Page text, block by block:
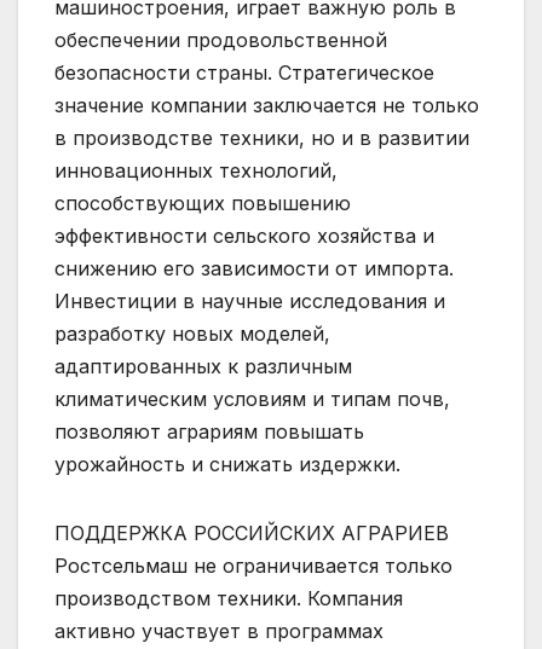
машиностроения, играет важную роль в
обеспечении продовольственной
безопасности страны. Стратегическое
значение компании заключается не только
в производстве техники, но и в развитии
инновационных технологий,
способствующих повышению
эффективности сельского хозяйства и
снижению его зависимости от импорта.
Инвестиции в научные исследования и
разработку новых моделей,
адаптированных к различным
климатическим условиям и типам почв,
позволяют аграриям повышать
урожайность и снижать издержки.
ПОДДЕРЖКА РОССИЙСКИХ АГРАРИЕВ
Ростсельмаш не ограничивается только
производством техники. Компания
активно участвует в программах